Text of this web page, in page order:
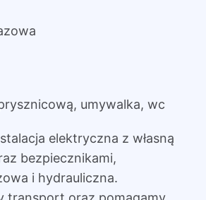
umywalka, wc
elektryczna z własną
bezpiecznikami,
i hydrauliczna.